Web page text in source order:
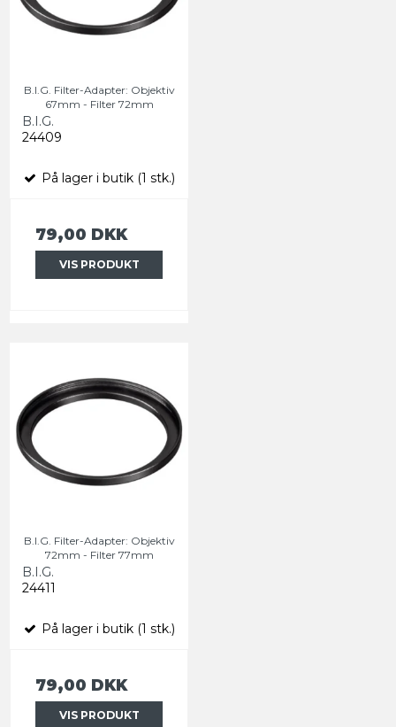
B.I.G. Filter-Adapter: Objektiv
67mm - Filter 72mm
B.I.G.
24409
På lager i butik (1 stk.)
79,00 DKK
VIS PRODUKT
B.I.G. Filter-Adapter: Objektiv
72mm - Filter 77mm
B.I.G.
24411
På lager i butik (1 stk.)
79,00 DKK
VIS PRODUKT